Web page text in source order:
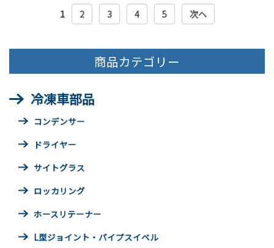
1 2 3 4 5 次へ
商品カテゴリー
冷凍車部品
コンデンサー
ドライヤー
サイトグラス
ロッカリング
ホースリテーナー
L型ジョイント・パイプスイベル